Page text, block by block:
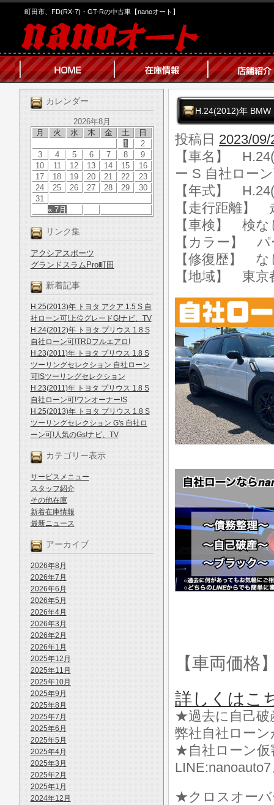
町田市、FD(RX-7)・GT-Rの中古車【nanoオート】
カレンダー
2026年8月
月
火 水 木 金 土 日
« 7月
1
2
3
4 5 6 7 8
9
10
11 12 13 14 15
16
17
18 19 20 21 22
23
24
25 26 27 28 29
30
31
リンク集
アクシアスポーツ
グランドスラムPro町田
新着記事
H.25(2013)年 トヨタ アクア 1.5 S 自
社ローン可!上位グレードG!ナビ、TV
H.24(2012)年 トヨタ プリウス 1.8 S
自社ローン可!TRDフルエアロ!
H.23(2011)年 トヨタ プリウス 1.8 S
ツーリングセレクション 自社ローン
可!Sツーリングセレクション
H.23(2011)年 トヨタ プリウス 1.8 S
自社ローン可!ワンオーナー!S
H.25(2013)年 トヨタ プリウス 1.8 S
ツーリングセレクション G's 自社ロ
ーン可!人気のGs!ナビ、TV
カテゴリー表示
サービスメニュー
スタッフ紹介
その他在庫
新着在庫情報
最新ニュース
アーカイブ
2026年8月
2026年7月
2026年6月
2026年5月
2026年4月
2026年3月
2026年2月
2026年1月
2025年12月
2025年11月
2025年10月
2025年9月
2025年8月
2025年7月
2025年6月
2025年5月
2025年4月
2025年3月
2025年2月
2025年1月
2024年12月
H.24(2012)年 BMW
投稿日 2023/09/
【車名】
ー S 自社ロー
【年式】
【走行距離】
【車検】 検な
【カラー】
【修復歴】 な
【地域】 東京
【車両価格
詳しくはこ
★過去に自己破
弊社自社ロー
★自社ローン仮
★クロスオーバ